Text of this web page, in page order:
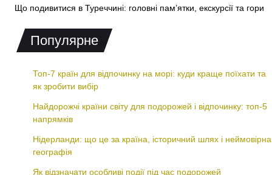
Що подивитися в Туреччині: головні пам’ятки, екскурсії та гори
Популярне
Топ-7 країн для відпочинку на морі: куди краще поїхати та
як зробити вибір
Найдорожчі країни світу для подорожей і відпочинку: топ-5
напрямків
Нідерланди: що це за країна, історичний шлях і неймовірна
географія
Як відзначати особливі події під час подорожей